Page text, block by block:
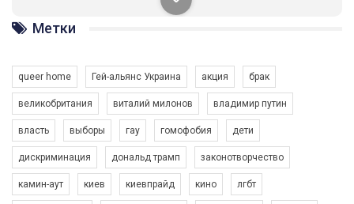
солідарності, приєднатися до нас. Регіональні підрозділи
ГАУ є в 16 областях України.
Разом наш голос лунає гучніше!
Метки
queer home Гей-альянс Украина акция брак
великобритания виталий милонов владимир путин
власть выборы гау гомофобия дети
дискриминация дональд трамп законотворчество
камин-аут киев киевпрайд кино лгбт